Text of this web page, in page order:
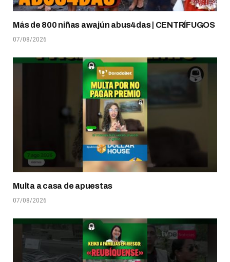
Más de 800 niñas awajún abus4das | CENTRÍFUGOS
07/08/2026
Multa a casa de apuestas
07/08/2026